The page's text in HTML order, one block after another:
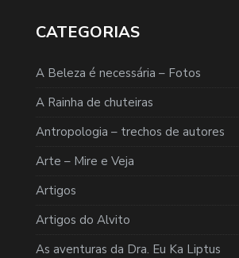
CATEGORIAS
A Beleza é necessária – Fotos
A Rainha de chuteiras
Antropologia – trechos de autores
Arte – Mire e Veja
Artigos
Artigos do Alvito
As aventuras da Dra. Eu Ka Liptus